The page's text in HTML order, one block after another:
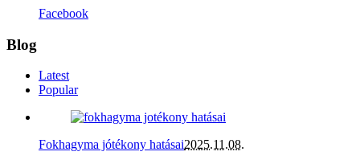
Facebook
Blog
Latest
Popular
Fokhagyma jótékony hatásai2025.11.08.